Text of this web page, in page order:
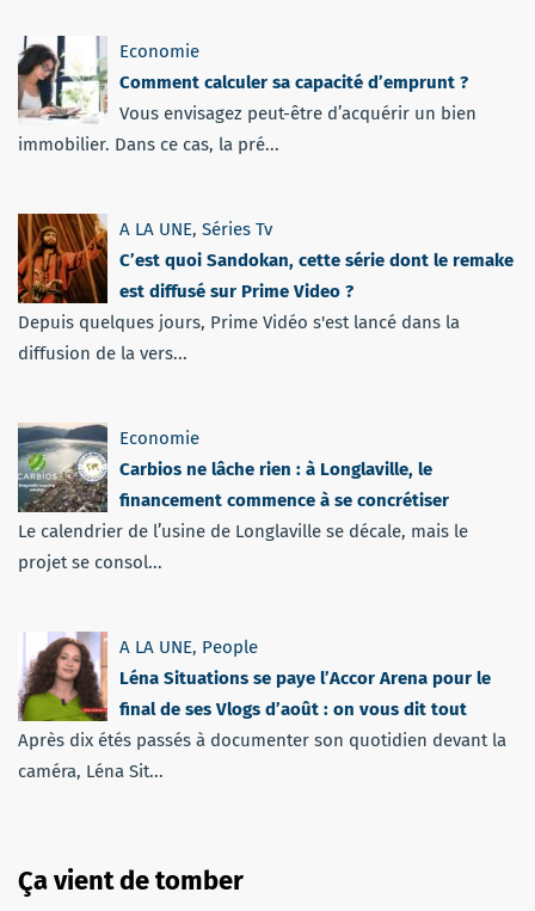
Economie
Comment calculer sa capacité d’emprunt ?
Vous envisagez peut-être d’acquérir un bien
immobilier. Dans ce cas, la pré...
A LA UNE, Séries Tv
C’est quoi Sandokan, cette série dont le remake
est diffusé sur Prime Video ?
Depuis quelques jours, Prime Vidéo s'est lancé dans la
diffusion de la vers...
Economie
Carbios ne lâche rien : à Longlaville, le
financement commence à se concrétiser
Le calendrier de l’usine de Longlaville se décale, mais le
projet se consol...
A LA UNE, People
Léna Situations se paye l’Accor Arena pour le
final de ses Vlogs d’août : on vous dit tout
Après dix étés passés à documenter son quotidien devant la
caméra, Léna Sit...
Ça vient de tomber